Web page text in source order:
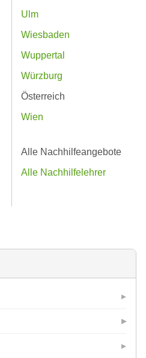
Ulm
Wiesbaden
Wuppertal
Würzburg
Österreich
Wien
Alle Nachhilfeangebote
Alle Nachhilfelehrer